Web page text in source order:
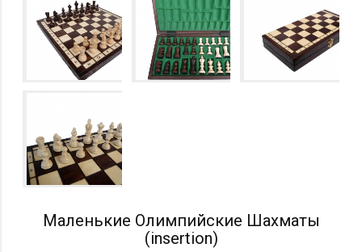
Маленькие Олимпийские Шахматы
(insertion)